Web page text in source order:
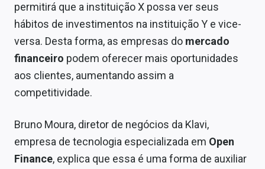
permitirá que a instituição X possa ver seus
hábitos de investimentos na instituição Y e vice-
versa. Desta forma, as empresas do mercado
financeiro podem oferecer mais oportunidades
aos clientes, aumentando assim a
competitividade.
Bruno Moura, diretor de negócios da Klavi,
empresa de tecnologia especializada em Open
Finance, explica que essa é uma forma de auxiliar